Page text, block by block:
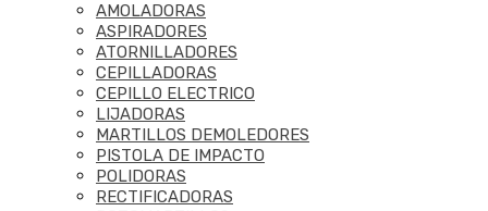
AMOLADORAS
ASPIRADORES
ATORNILLADORES
CEPILLADORAS
CEPILLO ELECTRICO
LIJADORAS
MARTILLOS DEMOLEDORES
PISTOLA DE IMPACTO
POLIDORAS
RECTIFICADORAS